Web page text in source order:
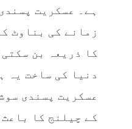
ہے۔ عسکریت
زمانے کی بناوٹ
کا ذریعہ بن
دنیا کی ساخت یہ
عسکریت پسندی
کے چیلنج کا